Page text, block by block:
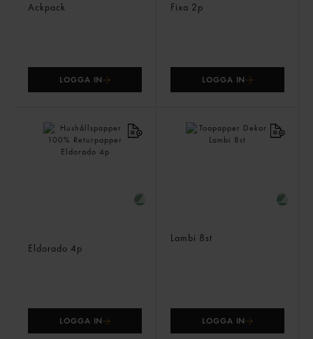
Ackpack
LOGGA IN
Fixa 2p
LOGGA IN
Eldorado 4p
LOGGA IN
Lambi 8st
LOGGA IN